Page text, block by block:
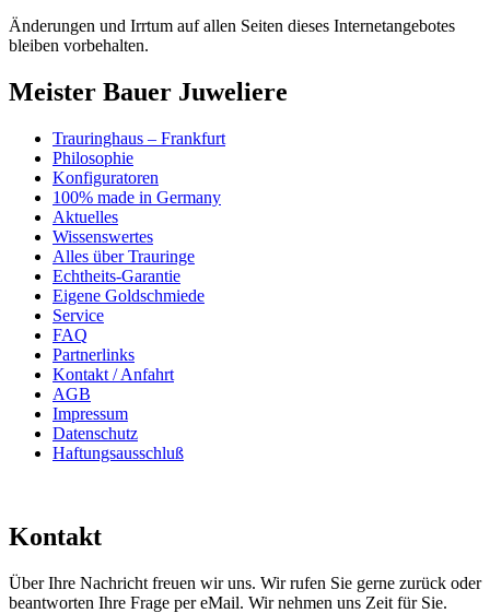
Änderungen und Irrtum auf allen Seiten dieses Internetangebotes
bleiben vorbehalten.
Meister Bauer Juweliere
Trauringhaus – Frankfurt
Philosophie
Konfiguratoren
100% made in Germany
Aktuelles
Wissenswertes
Alles über Trauringe
Echtheits-Garantie
Eigene Goldschmiede
Service
FAQ
Partnerlinks
Kontakt / Anfahrt
AGB
Impressum
Datenschutz
Haftungsausschluß
Kontakt
Über Ihre Nachricht freuen wir uns. Wir rufen Sie gerne zurück oder
beantworten Ihre Frage per eMail. Wir nehmen uns Zeit für Sie.